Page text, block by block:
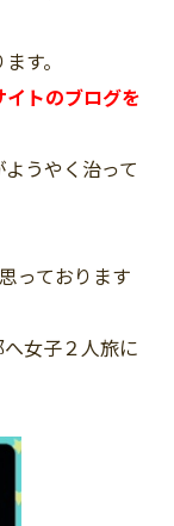
す。
トのブログを
うやく治って
っております
女子２人旅に